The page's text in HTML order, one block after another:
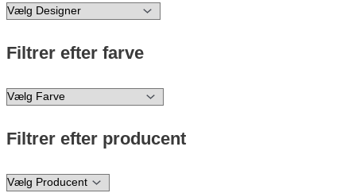
Filtrer efter farve
Filtrer efter producent